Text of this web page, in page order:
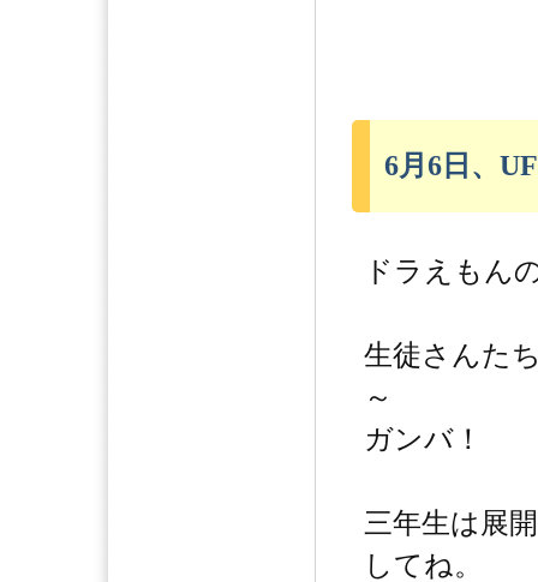
6月6日、
ドラえもん
生徒さんた
～
ガンバ！
三年生は展
してね。